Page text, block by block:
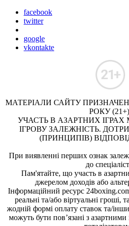
facebook
twitter
google
vkontakte
МАТЕРІАЛИ САЙТУ
РОКУ
УЧАСТЬ В АЗАРТНИХ
ІГРОВУ ЗАЛЕЖНІСТЬ.
(ПРИНЦИПІВ)
При виявленні перших ознак
до
Пам'ятайте, що участь в
джерелом доходів або
Інформаційний ресурс
реальні та/або віртуальні гроші,
жодній формі оплату ставок та/
можуть бути пов’язані з